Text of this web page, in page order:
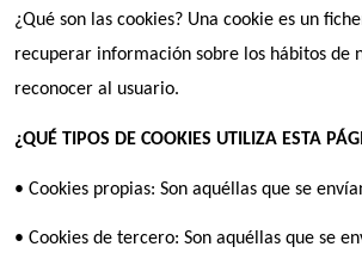
¿Qué son las cookies? Una cookie es un
recuperar información sobre los hábitos de
reconocer al usuario.
¿QUÉ TIPOS DE COOKIES UTILIZA ESTA
• Cookies propias: Son aquéllas que se
• Cookies de tercero: Son aquéllas que se